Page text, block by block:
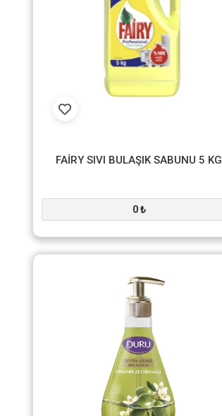
FAİRY SIVI BULAŞIK SABUNU 5 KG
0 ₺